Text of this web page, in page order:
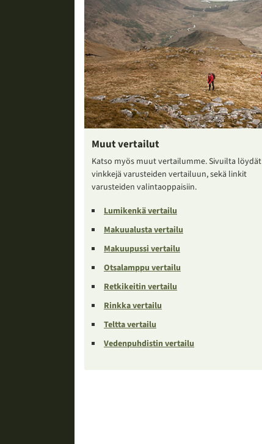
Muut vertailut
Katso myös muut vertailumme. Sivuilta löydät
vinkkejä varusteiden vertailuun, sekä linkit
varusteiden valintaoppaisiin.
Lumikenkä vertailu
Makuualusta vertailu
Makuupussi vertailu
Otsalamppu vertailu
Retkikeitin vertailu
Rinkka vertailu
Teltta vertailu
Vedenpuhdistin vertailu